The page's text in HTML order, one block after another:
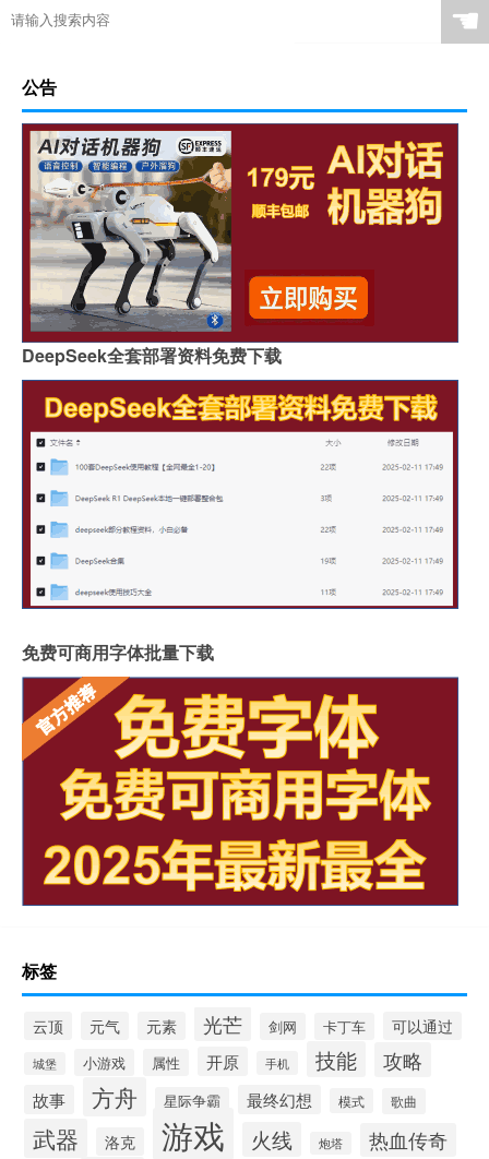
☚
公告
DeepSeek全套部署资料免费下载
免费可商用字体批量下载
标签
云顶 元气 元素 光芒 剑网 卡丁车 可以通过
城堡 小游戏 属性 开原 手机 技能 攻略
故事 方舟 星际争霸 最终幻想 模式 歌曲
武器 洛克 游戏 火线 炮塔 热血传奇